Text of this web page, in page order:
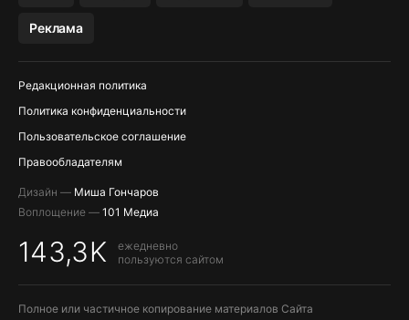
Реклама
Редакционная политика
Политика конфиденциальности
Пользовательское соглашение
Правообладателям
Дизайн — Миша Гончаров
Воплощение — 101 Медиа
143,3K
ежедневно
пользуются сайтом
Полное или частичное копирование материалов Сайта